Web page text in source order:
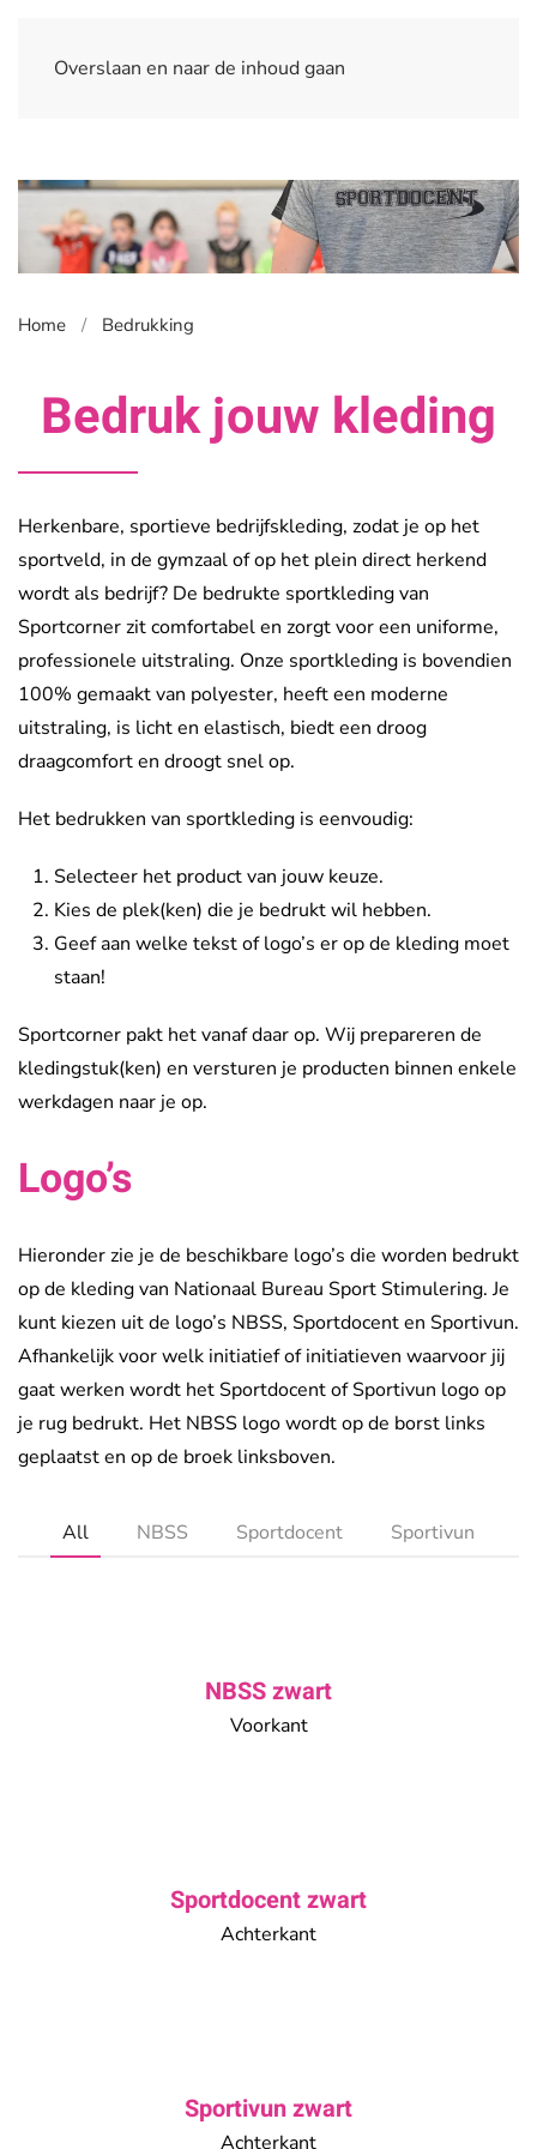
Overslaan en naar de inhoud gaan
Home Bedrukking
Bedruk jouw kleding
Herkenbare, sportieve bedrijfskleding, zodat je op het
sportveld, in de gymzaal of op het plein direct herkend
wordt als bedrijf? De bedrukte sportkleding van
Sportcorner zit comfortabel en zorgt voor een uniforme,
professionele uitstraling. Onze sportkleding is bovendien
100% gemaakt van polyester, heeft een moderne
uitstraling, is licht en elastisch, biedt een droog
draagcomfort en droogt snel op.
Het bedrukken van sportkleding is eenvoudig:
Selecteer het product van jouw keuze.
Kies de plek(ken) die je bedrukt wil hebben.
Geef aan welke tekst of logo’s er op de kleding moet
staan!
Sportcorner pakt het vanaf daar op. Wij prepareren de
kledingstuk(ken) en versturen je producten binnen enkele
werkdagen naar je op.
Logo’s
Hieronder zie je de beschikbare logo’s die worden bedrukt
op de kleding van Nationaal Bureau Sport Stimulering. Je
kunt kiezen uit de logo’s NBSS, Sportdocent en Sportivun.
Afhankelijk voor welk initiatief of initiatieven waarvoor jij
gaat werken wordt het Sportdocent of Sportivun logo op
je rug bedrukt. Het NBSS logo wordt op de borst links
geplaatst en op de broek linksboven.
All NBSS Sportdocent Sportivun
NBSS zwart
Voorkant
Sportdocent zwart
Achterkant
Sportivun zwart
Achterkant